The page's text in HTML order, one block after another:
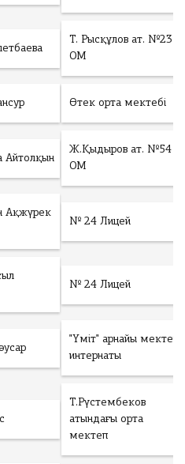
Т. Рысқұлов ат. №23
ОМ
Өтек орта мектебі
Айтолқын
Ж.Қыдыров ат. №54
ОМ
Ақжүрек
№ 24 Лицей
№ 24 Лицей
"Үміт" арнайы мектеп
интернаты
Т.Рүстембеков
атындағы орта
мектеп